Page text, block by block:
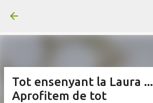
Tot ensenyant la Laura ...
Aprofitem de tot